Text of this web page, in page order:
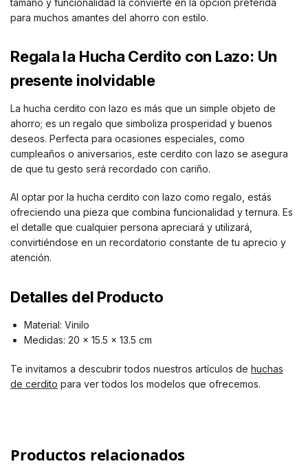
para muchos amantes del ahorro con estilo.
Regala la Hucha Cerdito con Lazo: Un
presente inolvidable
La hucha cerdito con lazo es más que un simple objeto de
ahorro; es un regalo que simboliza prosperidad y buenos
deseos. Perfecta para ocasiones especiales, como
cumpleaños o aniversarios, este cerdito con lazo se asegura
de que tu gesto será recordado con cariño.
Al optar por la hucha cerdito con lazo como regalo, estás
ofreciendo una pieza que combina funcionalidad y ternura. Es
el detalle que cualquier persona apreciará y utilizará,
convirtiéndose en un recordatorio constante de tu aprecio y
atención.
Detalles del Producto
Material: Vinilo
Medidas: 20 x 15.5 x 13.5 cm
Te invitamos a descubrir todos nuestros artículos de huchas
de cerdito para ver todos los modelos que ofrecemos.
Productos relacionados